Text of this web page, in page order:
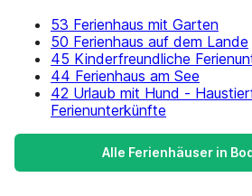
53 Ferienhaus mit Garten
50 Ferienhaus auf dem Lande
45 Kinderfreundliche
44 Ferienhaus am See
42 Urlaub mit Hund -
Ferienunterkünfte
Alle Ferienhäuser in